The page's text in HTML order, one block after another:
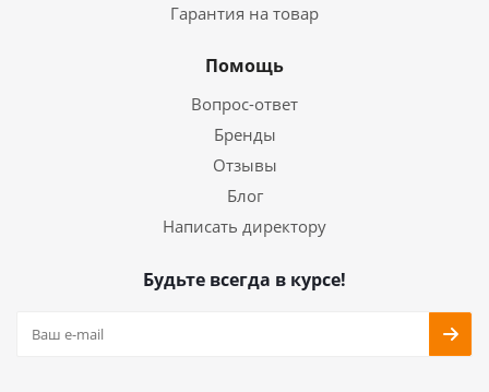
Гарантия на товар
Помощь
Вопрос-ответ
Бренды
Отзывы
Блог
Написать директору
Будьте всегда в курсе!